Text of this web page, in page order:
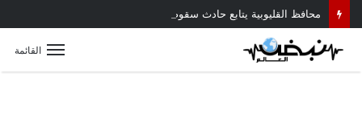
القائمة